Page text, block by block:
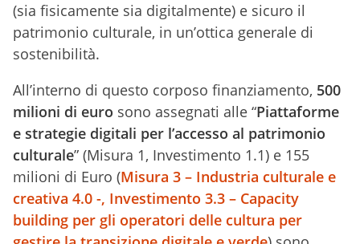
(sia fisicamente sia digitalmente) e sicuro il
patrimonio culturale, in un’ottica generale di
sostenibilità.
All’interno di questo corposo finanziamento, 500
milioni di euro sono assegnati alle “Piattaforme
e strategie digitali per l’accesso al patrimonio
culturale” (Misura 1, Investimento 1.1) e 155
milioni di Euro (Misura 3 – Industria culturale e
creativa 4.0 -, Investimento 3.3 – Capacity
building per gli operatori delle cultura per